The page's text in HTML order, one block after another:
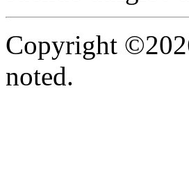
Copyright
noted.